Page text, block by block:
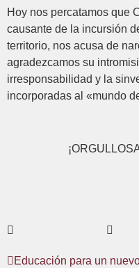
Hoy nos percatamos que
causante de la incursión
territorio, nos acusa de
agradezcamos su
irresponsabilidad y la
incorporadas al «mundo
Educación para un